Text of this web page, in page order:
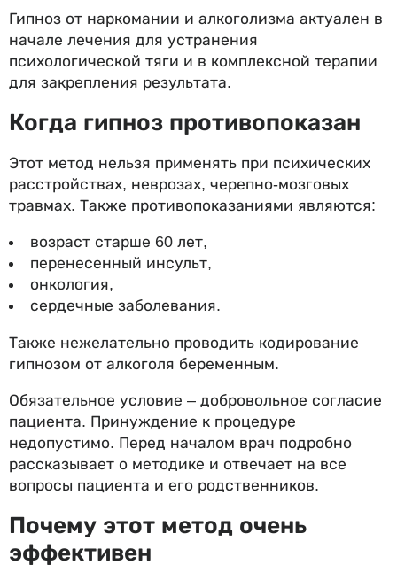
Гипноз от наркомании и алкоголизма актуален в
начале лечения для устранения
психологической тяги и в комплексной терапии
для закрепления результата.
Когда гипноз противопоказан
Этот метод нельзя применять при психических
расстройствах, неврозах, черепно-мозговых
травмах. Также противопоказаниями являются:
возраст старше 60 лет,
перенесенный инсульт,
онкология,
сердечные заболевания.
Также нежелательно проводить кодирование
гипнозом от алкоголя беременным.
Обязательное условие – добровольное согласие
пациента. Принуждение к процедуре
недопустимо. Перед началом врач подробно
рассказывает о методике и отвечает на все
вопросы пациента и его родственников.
Почему этот метод очень
эффективен